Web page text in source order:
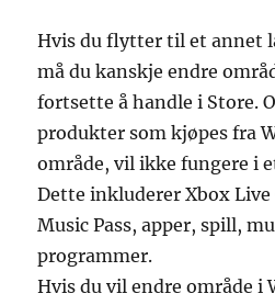
Hvis du flytter til et annet
må du kanskje endre
fortsette å handle i Store.
produkter som kjøpes fra
område, vil ikke fungere i
Dette inkluderer Xbox Live
Music Pass, apper, spill,
programmer.
Hvis du vil endre område i